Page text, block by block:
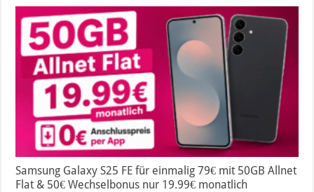
Samsung Galaxy S25 FE für einmalig 79€ mit 50GB Allnet
Flat & 50€ Wechselbonus nur 19.99€ monatlich